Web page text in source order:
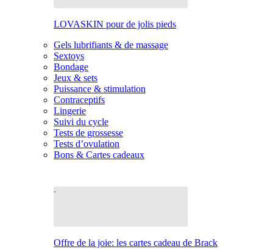
LOVASKIN pour de jolis pieds
Gels lubrifiants & de massage
Sextoys
Bondage
Jeux & sets
Puissance & stimulation
Contraceptifs
Lingerie
Suivi du cycle
Tests de grossesse
Tests d’ovulation
Bons & Cartes cadeaux
Offre de la joie: les cartes cadeau de Brack